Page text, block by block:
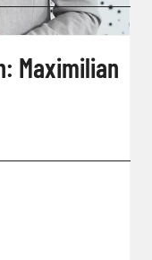
Maximilian